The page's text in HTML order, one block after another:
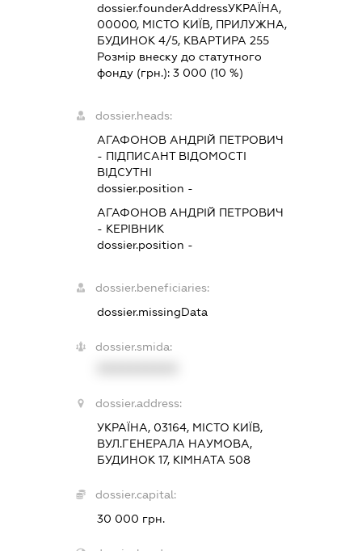
dossier.founderAddressУКРАЇНА,
00000, МІСТО КИЇВ, ПРИЛУЖНА,
БУДИНОК 4/5, КВАРТИРА 255
Розмір внеску до статутного
фонду (грн.):3 000 (10 %)
dossier.heads:
АГАФОНОВ АНДРІЙ ПЕТРОВИЧ
- ПІДПИСАНТВІДОМОСТІ
ВІДСУТНІ
dossier.position -
АГАФОНОВ АНДРІЙ ПЕТРОВИЧ
- КЕРІВНИК
dossier.position -
dossier.beneficiaries:
dossier.missingData
dossier.smida:
dossier.address:
УКРАЇНА, 03164, МІСТО КИЇВ,
ВУЛ.ГЕНЕРАЛА НАУМОВА,
БУДИНОК 17, КІМНАТА 508
dossier.capital:
30 000 грн.